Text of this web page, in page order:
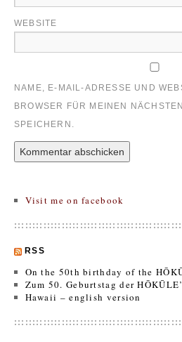
WEBSITE
NAME, E-MAIL-ADRESSE UND
BROWSER FÜR MEINEN
SPEICHERN.
Visit me on facebook
RSS
On the 50th birthday of the
Zum 50. Geburtstag der
Hawaii – english version